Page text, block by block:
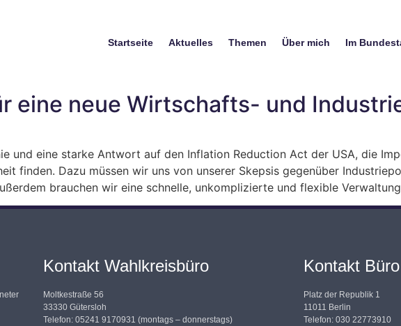
Startseite Aktuelles Themen Über mich Im
eine neue Wirtschafts- und
und eine starke Antwort auf den Inflation Reduction Act der USA, die
finden. Dazu müssen wir uns von unserer Skepsis gegenüber
brauchen wir eine schnelle, unkomplizierte und flexible
Kontakt Wahlkreisbüro
Moltkestraße 56
33330 Gütersloh
Telefon: 05241 9170931 (montags – donnerstags)
Kontakt
Platz der Republik 1
11011 Berlin
Telefon: 030 22773910